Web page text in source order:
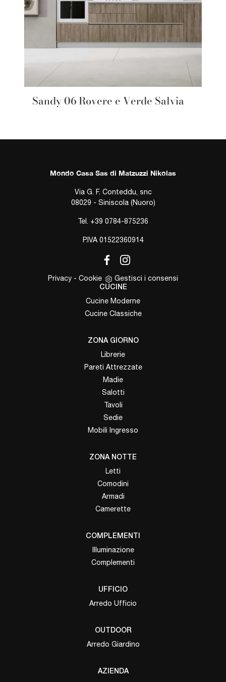
Sandy 06 Rovere e Verde Salvia
Mondo Casa Sas di Matzuzzi Nikolas
Via G. F. Conteddu, snc
08029 - Siniscola (Nuoro)
Tel. +39 0784-875236
P.IVA 01522360914
Privacy - Cookie Gestisci i consensi
CUCINE
Cucine Moderne
Cucine Classiche
ZONA GIORNO
Librerie
Pareti Attrezzate
Madie
Salotti
Tavoli
Sedie
Mobili Ingresso
ZONA NOTTE
Letti
Comodini
Armadi
Camerette
COMPLEMENTI
Illuminazione
Complementi
UFFICIO
Arredo Ufficio
OUTDOOR
Arredo Giardino
AZIENDA